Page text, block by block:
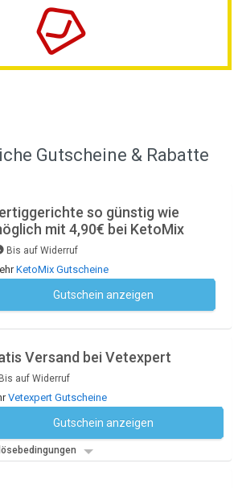
Gutscheine & Rabatte
so günstig wie
mit 4,90€ bei KetoMix
Bis auf Widerruf
KetoMix Gutscheine
Gutschein anzeigen
Versand bei Vetexpert
Bis auf Widerruf
Vetexpert Gutscheine
Gutschein anzeigen